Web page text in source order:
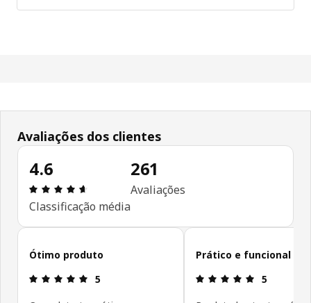
Avaliações dos clientes
4.6
Avaliações: 4.6 de 5 estrelas. Total de
Classificação média
261
Avaliações
Ignorar avaliações de cliente
Ótimo produto
Avaliações: 5 de 5 estrelas.
5
Prático e funcional
5